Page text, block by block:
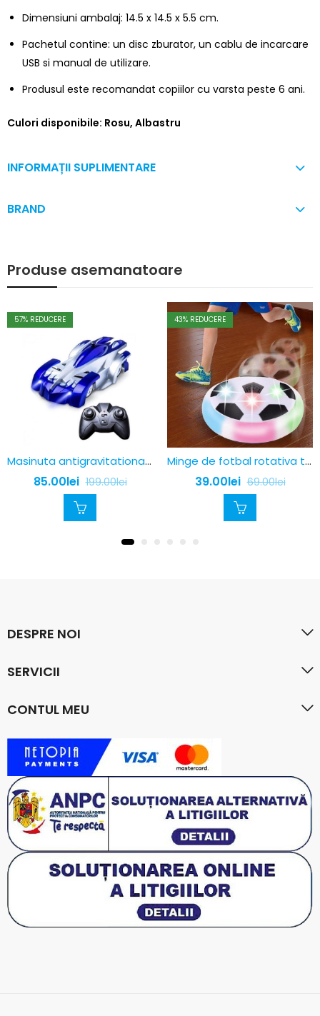
Dimensiuni ambalaj: 14.5 x 14.5 x 5.5 cm.
Pachetul contine: un disc zburator, un cablu de incarcare
USB si manual de utilizare.
Produsul este recomandat copiilor cu varsta peste 6 ani.
Culori disponibile: Rosu, Albastru
INFORMAȚII SUPLIMENTARE
BRAND
Produse asemanatoare
57% REDUCERE
Masinuta antigravitationala Wall Climber cu telecomanda
85.00lei 199.00lei
43% REDUCERE
Minge de fotbal rotativa tip disc cu aer si lumini
39.00lei 69.00lei
DESPRE NOI
SERVICII
CONTUL MEU